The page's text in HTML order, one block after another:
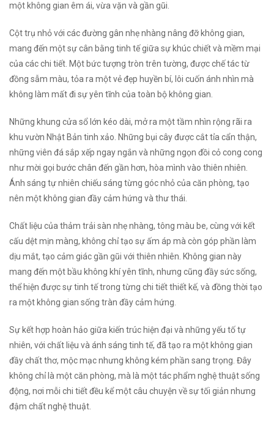
một không gian êm ái, vừa vặn và gần gũi.
Cột trụ nhỏ với các đường gân nhẹ nhàng nâng đỡ không gian,
mang đến một sự cân bằng tinh tế giữa sự khúc chiết và mềm mại
của các chi tiết. Một bức tượng tròn trên tường, được chế tác từ
đồng sẫm màu, tỏa ra một vẻ đẹp huyền bí, lôi cuốn ánh nhìn mà
không làm mất đi sự yên tĩnh của toàn bộ không gian.
Những khung cửa sổ lớn kéo dài, mở ra một tầm nhìn rộng rãi ra
khu vườn Nhật Bản tinh xảo. Những bụi cây được cắt tỉa cẩn thận,
những viên đá sắp xếp ngay ngắn và những ngọn đồi cỏ cong cong
như mời gọi bước chân đến gần hơn, hòa mình vào thiên nhiên.
Ánh sáng tự nhiên chiếu sáng từng góc nhỏ của căn phòng, tạo
nên một không gian đầy cảm hứng và thư thái.
Chất liệu của thảm trải sàn nhẹ nhàng, tông màu be, cùng với kết
cấu dệt mịn màng, không chỉ tạo sự ấm áp mà còn góp phần làm
dịu mắt, tạo cảm giác gần gũi với thiên nhiên. Không gian này
mang đến một bầu không khí yên tĩnh, nhưng cũng đầy sức sống,
thể hiện được sự tinh tế trong từng chi tiết thiết kế, và đồng thời tạo
ra một không gian sống tràn đầy cảm hứng.
Sự kết hợp hoàn hảo giữa kiến trúc hiện đại và những yếu tố tự
nhiên, với chất liệu và ánh sáng tinh tế, đã tạo ra một không gian
đầy chất thơ, mộc mạc nhưng không kém phần sang trọng. Đây
không chỉ là một căn phòng, mà là một tác phẩm nghệ thuật sống
động, nơi mỗi chi tiết đều kể một câu chuyện về sự tối giản nhưng
đậm chất nghệ thuật.